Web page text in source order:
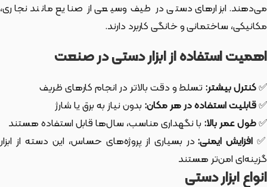
می‌دهند. ابزارهای دستی در طیف وسیعی از صنایع مانند نجاری،
مکانیکی، ساختمانی و خانگی کاربرد دارند.
اهمیت استفاده از ابزار دستی در صنعت
✅کنترل بیشتر: تسلط و دقت بالاتر در انجام کارهای ظریف
✅قابلیت استفاده در هر مکان: بدون نیاز به برق یا شارژ
✅طول عمر بالا: با نگهداری مناسب، سال‌ها قابل استفاده هستند
✅ افزایش ایمنی: در بسیاری از پروژه‌های حساس، این دسته از ابزار
گزینه‌ای امن‌تر هستند
انواع ابزار دستی